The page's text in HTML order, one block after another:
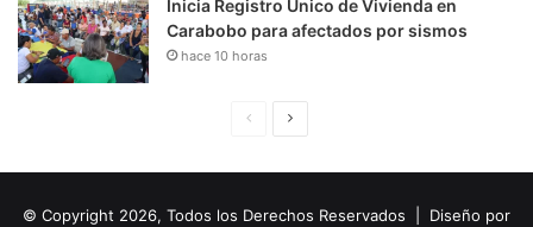
Inicia Registro Único de Vivienda en
Carabobo para afectados por sismos
hace 10 horas
i
u
© Copyright 2026, Todos los Derechos Reservados | Diseño por